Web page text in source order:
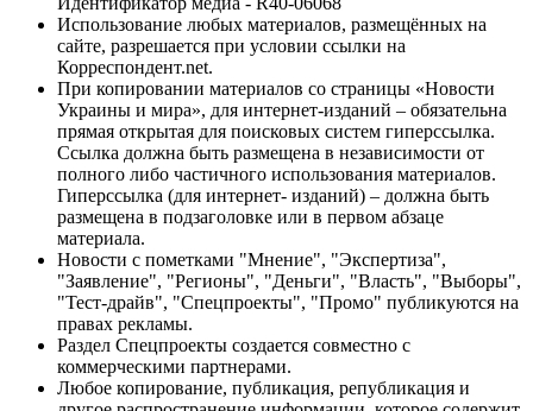
Использование любых материалов, размещённых на
сайте, разрешается при условии ссылки на
Корреспондент.net.
При копировании материалов со страницы «Новости
Украины и мира», для интернет-изданий – обязательна
прямая открытая для поисковых систем гиперссылка.
Ссылка должна быть размещена в независимости от
полного либо частичного использования материалов.
Гиперссылка (для интернет- изданий) – должна быть
размещена в подзаголовке или в первом абзаце
материала.
Новости с пометками "Мнение", "Экспертиза",
"Заявление", "Регионы", "Деньги", "Власть", "Выборы",
"Тест-драйв", "Спецпроекты", "Промо" публикуются на
правах рекламы.
Раздел Спецпроекты создается совместно с
коммерческими партнерами.
Любое копирование, публикация, републикация и